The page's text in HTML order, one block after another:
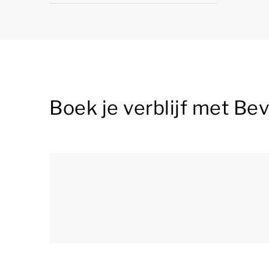
Boek je verblijf met